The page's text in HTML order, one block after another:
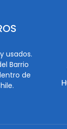
usados.
Barrio
de